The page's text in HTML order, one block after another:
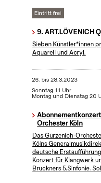
Eintritt frei
9. ART.LÖVENICH
Sieben Künstler*innen
Aquarell und Acryl.
26. bis28.3.2023
Sonntag 11 Uhr
Montag und Dienstag 20
Orchester Köln
Das Gürzenich-
Kölns
deutsche
Konzert für Klangwerk
Bruckners 5.Sinfonie.